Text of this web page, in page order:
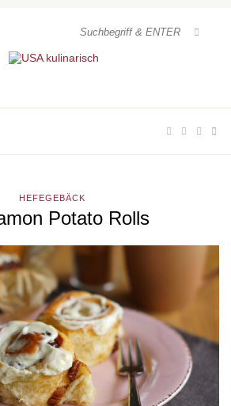
HEFEGEBÄCK
Potato Rolls